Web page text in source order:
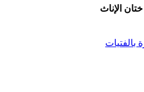
الإناث
بالفتيات